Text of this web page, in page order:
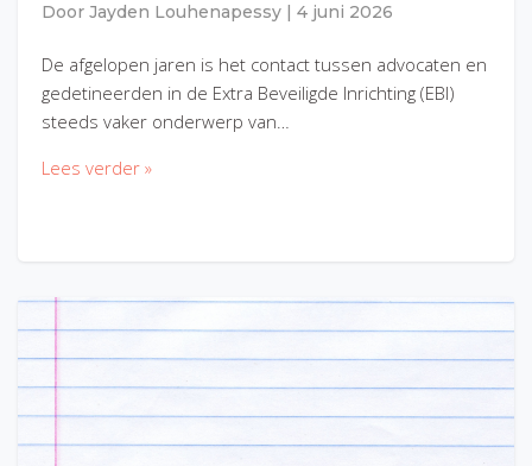
Door Jayden Louhenapessy 4 juni 2026
De afgelopen jaren is het contact tussen advocaten en
gedetineerden in de Extra Beveiligde Inrichting (EBI)
steeds vaker onderwerp van…
Lees verder »